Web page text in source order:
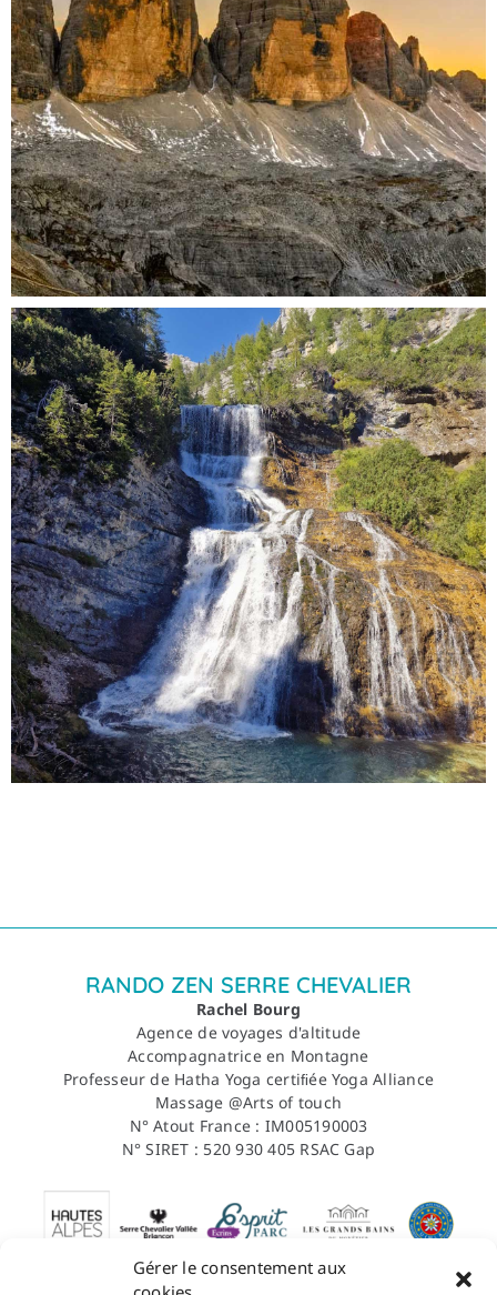
Gérer le consentement aux
RANDO ZEN SERRE CHEVALIER
Rachel Bourg
Agence de voyages d'altitude
Accompagnatrice en Montagne
Professeur de Hatha Yoga certiﬁée Yoga Alliance
Massage @Arts of touch
N° Atout France : IM005190003
N° SIRET : 520 930 405 RSAC Gap